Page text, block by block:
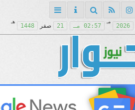
2026
مـ
02:57 مـ 21 صفر 1448
هـ